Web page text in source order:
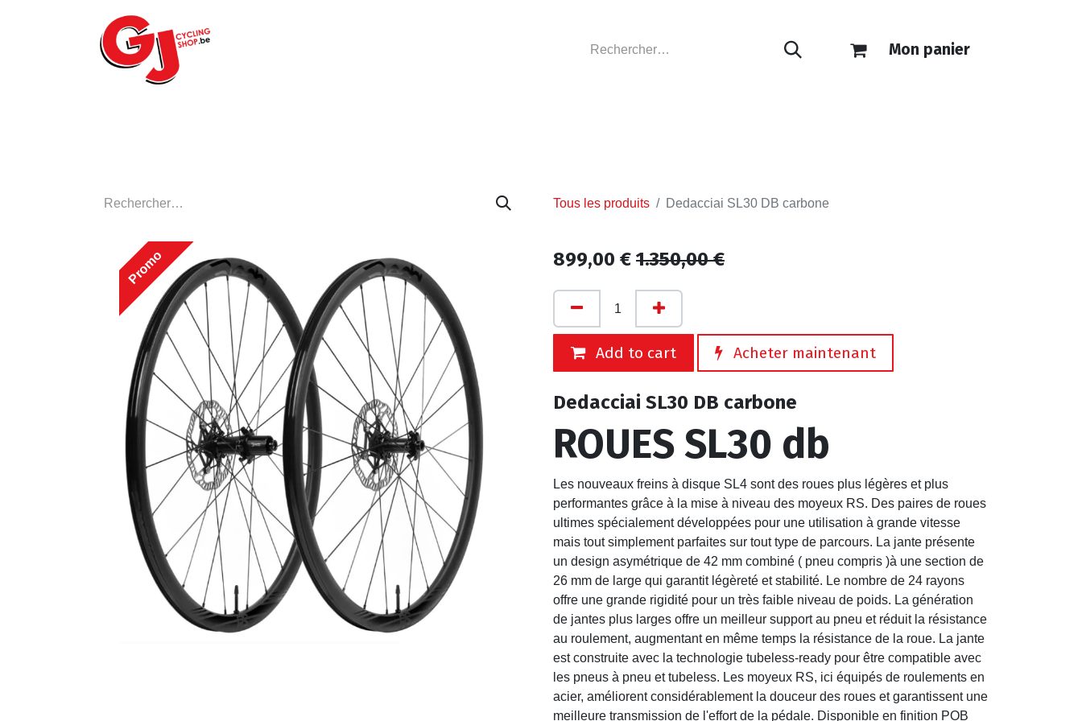
Mon panier
Tous les produits Dedacciai SL30 DB carbone
Promo 899,00 € 1.350,00€
Add to cart Acheter maintenant
Dedacciai SL30 DB carbone
ROUES SL30 db
Les nouveaux freins à disque SL4 sont des roues plus légères et plus
performantes grâce à la mise à niveau des moyeux RS. Des paires de roues
ultimes spécialement développées pour une utilisation à grande vitesse
mais tout simplement parfaites sur tout type de parcours. La jante présente
un design asymétrique de 42 mm combiné ( pneu compris )à une section de
26 mm de large qui garantit légèreté et stabilité. Le nombre de 24 rayons
offre une grande rigidité pour un très faible niveau de poids. La génération
de jantes plus larges offre un meilleur support au pneu et réduit la résistance
au roulement, augmentant en même temps la résistance de la roue. La jante
est construite avec la technologie tubeless-ready pour être compatible avec
les pneus à pneu et tubeless. Les moyeux RS, ici équipés de roulements en
acier, améliorent considérablement la douceur des roues et garantissent une
meilleure transmission de l'effort de la pédale. Disponible en finition POB